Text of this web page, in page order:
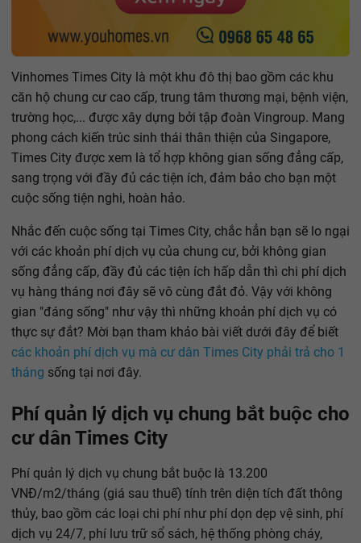
Vinhomes Times City là một khu đô thị bao gồm các khu
căn hộ chung cư cao cấp, trung tâm thương mại, bệnh viện,
trường học,... được xây dựng bởi tập đoàn Vingroup. Mang
phong cách kiến trúc sinh thái thân thiện của Singapore,
Times City được xem là tổ hợp không gian sống đẳng cấp,
sang trọng với đầy đủ các tiện ích, đảm bảo cho bạn một
cuộc sống tiện nghi, hoàn hảo.
Nhắc đến cuộc sống tại Times City, chắc hẳn bạn sẽ lo ngại
với các khoản phí dịch vụ của chung cư, bởi không gian
sống đẳng cấp, đầy đủ các tiện ích hấp dẫn thì chi phí dịch
vụ hàng tháng nơi đây sẽ vô cùng đắt đỏ. Vậy với không
gian "đáng sống" như vậy thì những khoản phí dịch vụ có
thực sự đắt? Mời bạn tham khảo bài viết dưới đây để biết
các khoản phí dịch vụ mà cư dân Times City phải trả cho 1
tháng sống tại nơi đây.
Phí quản lý dịch vụ chung bắt buộc cho
cư dân Times City
Phí quản lý dịch vụ chung bắt buộc là 13.200
VNĐ/m2/tháng (giá sau thuế) tính trên diện tích đất thông
thủy, bao gồm các loại chi phí như phí dọn dẹp vệ sinh, phí
dịch vụ 24/7, phí lưu trữ sổ sách, hệ thống phòng cháy,